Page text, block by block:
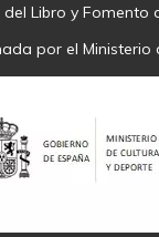
Libro y Fomento
por el Ministerio